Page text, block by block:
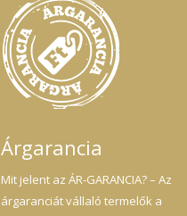
Árgarancia
Mit jelent az ÁR-GARANCIA? – Az
árgaranciát vállaló termelők a